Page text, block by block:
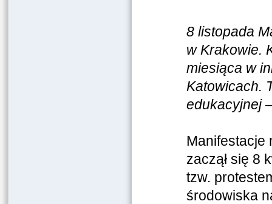
8 listopada
w Krakowie.
miesiąca w
Katowicach.
edukacyjnej
Manifestacje
zaczął się 8
tzw.
środowiska